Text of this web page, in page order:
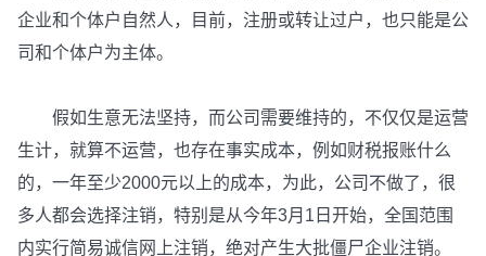
企业和个体户自然人，目前，注册或转让过户，也只能是公
司和个体户为主体。
假如生意无法坚持，而公司需要维持的，不仅仅是运营
生计，就算不运营，也存在事实成本，例如财税报账什么
的，一年至少2000元以上的成本，为此，公司不做了，很
多人都会选择注销，特别是从今年3月1日开始，全国范围
内实行简易诚信网上注销，绝对产生大批僵尸企业注销。